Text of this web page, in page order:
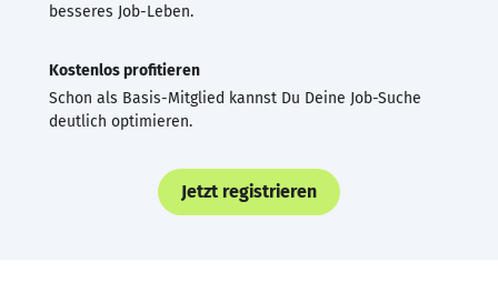
besseres Job-Leben.
Kostenlos profitieren
Schon als Basis-Mitglied kannst Du Deine Job-Suche
deutlich optimieren.
Jetzt registrieren